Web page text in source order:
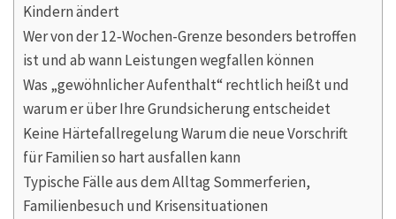
Kindern ändert
Wer von der 12‑Wochen-Grenze besonders betroffen
ist und ab wann Leistungen wegfallen können
Was „gewöhnlicher Aufenthalt“ rechtlich heißt und
warum er über Ihre Grundsicherung entscheidet
Keine Härtefallregelung Warum die neue Vorschrift
für Familien so hart ausfallen kann
Typische Fälle aus dem Alltag Sommerferien,
Familienbesuch und Krisensituationen